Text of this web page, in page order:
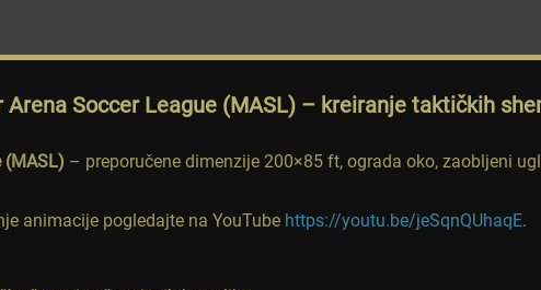
Arena Soccer League (MASL) – kreiranje taktičkih
(MASL) – preporučene dimenzije 200×85 ft, ograda oko, zaobljeni
animacije pogledajte na YouTube https://youtu.be/jeSqnQUhaqE.